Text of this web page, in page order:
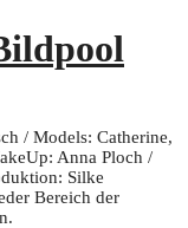
/ Models: Catherine,
Anna Ploch /
Silke
Bereich der